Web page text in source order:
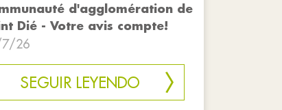
d'agglomération de
Dié - Votre avis compte!
26
SEGUIR LEYENDO